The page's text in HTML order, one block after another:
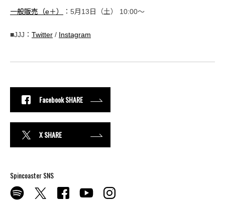
一般販売（e＋） ：5月13日（土） 10:00～
■JJJ： Twitter / Instagram
Facebook SHARE
X SHARE
Spincoaster SNS